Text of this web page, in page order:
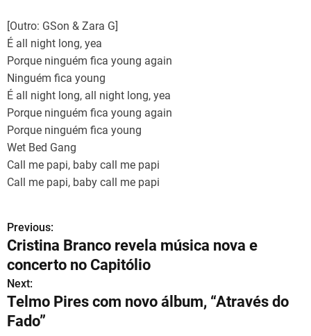
[Outro: GSon & Zara G]
É all night long, yea
Porque ninguém fica young again
Ninguém fica young
É all night long, all night long, yea
Porque ninguém fica young again
Porque ninguém fica young
Wet Bed Gang
Call me papi, baby call me papi
Call me papi, baby call me papi
N
a
v
e
Previous:
Cristina Branco revela música nova e
concerto no Capitólio
Next:
Telmo Pires com novo álbum, “Através do
Fado”